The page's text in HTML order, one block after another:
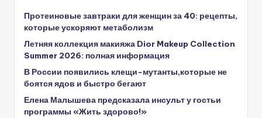
Протеиновые завтраки для женщин за 40: рецепты,
которые ускоряют метаболизм
Летняя коллекция макияжа Dior Makeup Collection
Summer 2026: полная информация
В России появились клещи-мутанты,которые не
боятся ядов и быстро бегают
Елена Малышева предсказала инсульт у гостьи
программы «Жить здорово!»